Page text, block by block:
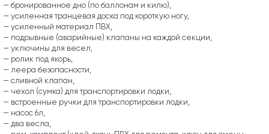
— бронированное дно (по баллонам и килю),
— усиленная транцевая доска под короткую ногу,
— усиленный материал ПВХ,
— подрывные (аварийные) клапаны на каждой секции,
— уключины для весел,
— ролик под якорь,
— леера безопасности,
— сливной клапан,
— чехол (сумка) для транспортировки лодки,
— встроенные ручки для транспортировки лодки,
— насос 6л,
— два весла,